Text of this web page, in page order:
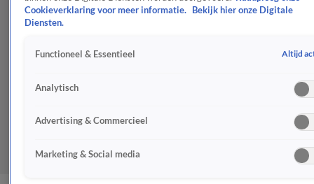
Cookieverklaring voor meer informatie.
Bekijk hier onze Digitale
Diensten.
Functioneel & Essentieel Altijd
Analytisch
Advertising & Commercieel
Marketing & Social media